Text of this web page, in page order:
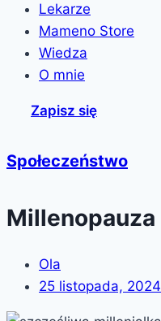
Lekarze
Mameno Store
Wiedza
O mnie
Zapisz się
Społeczeństwo
Millenopauza
Ola
25 listopada, 2024